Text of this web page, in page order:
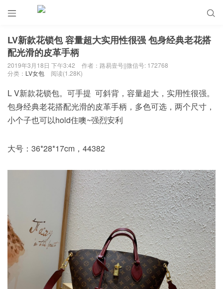
 
LV新款花锁包 容量超大实用性很强 包身经典老花搭
配光滑的皮革手柄
2019年3月18日 下午3:42
作者：路易壹号||微信号: 172768
分类： LV女包 阅读(1.28K)
L V新款花锁包。可手提 可斜背，容量超大，实用性很强。
包身经典老花搭配光滑的皮革手柄，多色可选，两个尺寸，
小个子也可以hold住噢~强烈安利
大号：36*28*17cm，44382